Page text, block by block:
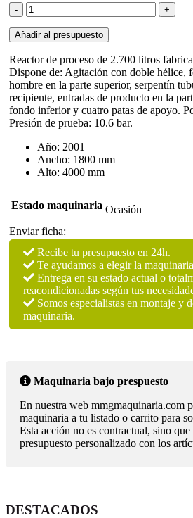
Reactor
acero
inoxidable
para
vapor
con
agitador
capacidad
2.700
lts
Añadir al presupuesto
Reactor de proceso de 2.700 litros
Dispone de: Agitación con doble hélice,
hombre en la parte superior, serpentín
recipiente, entradas de producto en la
fondo inferior y cuatro patas de apoyo.
Presión de prueba: 10.6 bar.
Año: 2001
Ancho: 1800 mm
Alto: 4000 mm
Estado maquinaria Ocasión
Enviar ficha:
Recibe tu presupuesto en 24h.
Te ayudamos a elegir la
Entrega en su estado actual o
reacondicionadas según tus
Somos especialistas en montaje y
maquinaria.
Maquinaria bajo prespuesto
En nuestra web mmgmaquinaria.com
maquinaria a tu listado o carrito para
Esta acción no es contractual, sino
presupuesto personalizado con los
DESTACADOS